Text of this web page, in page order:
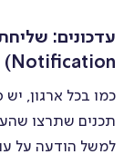
Notification)
כמו בכל ארגון,
תכנים שתרצו
למשל הודעה על